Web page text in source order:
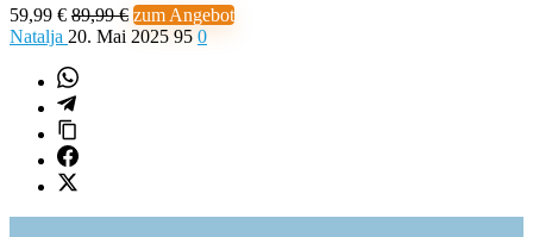
59,99 € 89,99 € zum Angebot
Natalja 20. Mai 2025 95 0